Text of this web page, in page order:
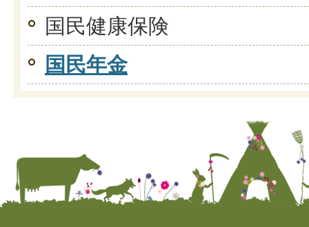
国民健康保険
国民年金